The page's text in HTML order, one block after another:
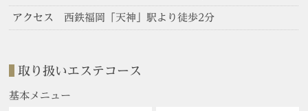
アクセス 西鉄福岡「天神」駅より徒歩2分
取り扱いエステコース
基本メニュー